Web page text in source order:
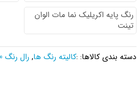
رنگ پایه اکریلیک نما مات الوان
تینت
دسته بندی کالاها: :کالیته رنگ ها, رال رنگ NCS-1950